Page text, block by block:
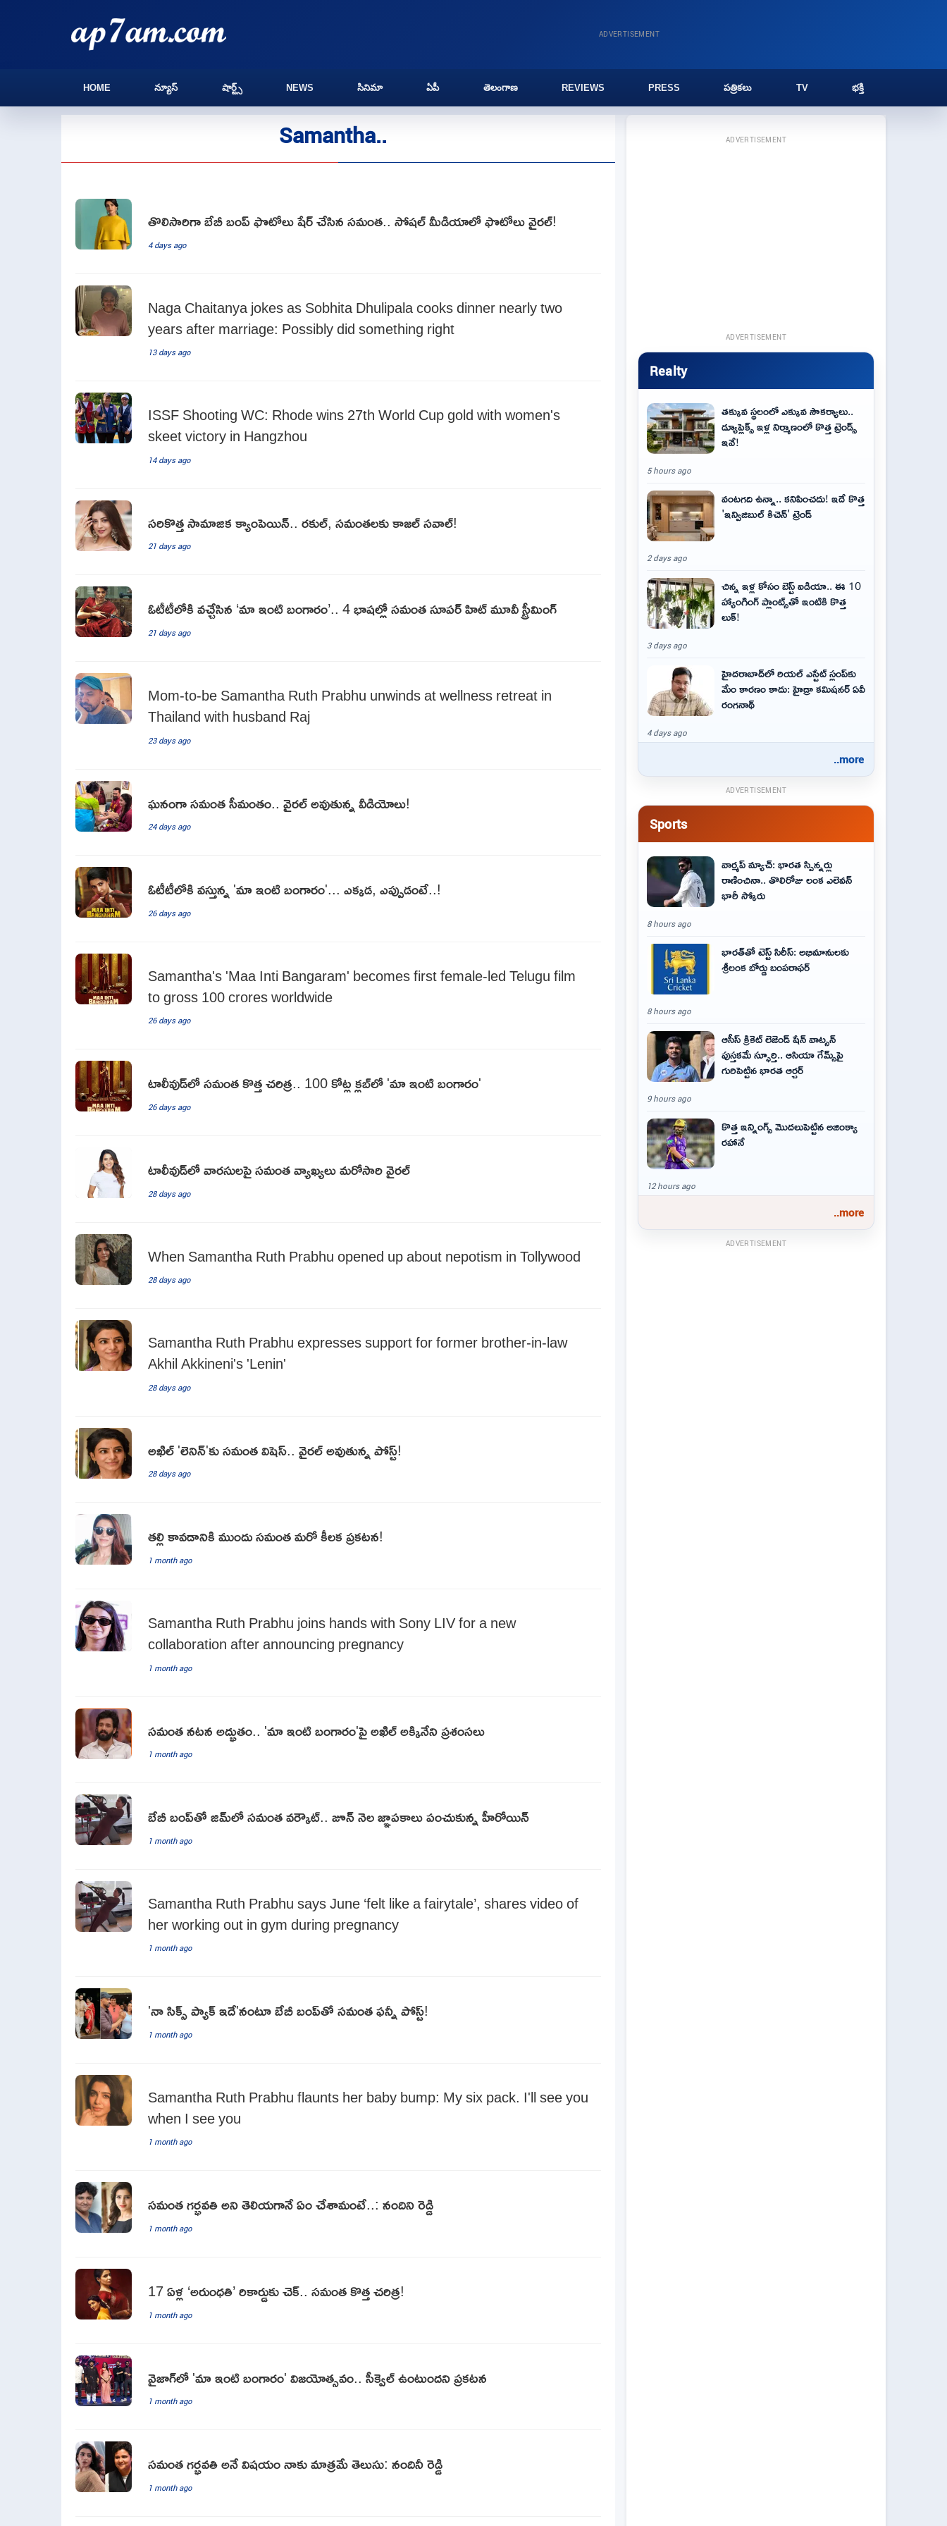
ADVERTISEMENT
HOME న్యూస్ షార్ట్స్ NEWS సినిమా ఏపీ తెలంగాణ REVIEWS PRESS పత్రికలు TV భక్తి
Samantha..
తొలిసారిగా బేబీ బంప్ ఫొటోలు షేర్ చేసిన సమంత.. సోషల్ మీడియాలో ఫొటోలు వైరల్!
4 days ago
Naga Chaitanya jokes as Sobhita Dhulipala cooks dinner nearly two
years after marriage: Possibly did something right
13 days ago
ISSF Shooting WC: Rhode wins 27th World Cup gold with women's
skeet victory in Hangzhou
14 days ago
సరికొత్త సామాజిక క్యాంపెయిన్‌.. రకుల్, సమంతలకు కాజల్ సవాల్!
21 days ago
ఓటీటీలోకి వచ్చేసిన ‘మా ఇంటి బంగారం’.. 4 భాషల్లో సమంత సూపర్ హిట్ మూవీ స్ట్రీమింగ్
21 days ago
Mom-to-be Samantha Ruth Prabhu unwinds at wellness retreat in
Thailand with husband Raj
23 days ago
ఘనంగా సమంత సీమంతం.. వైరల్ అవుతున్న వీడియోలు!
24 days ago
ఓటీటీలోకి వస్తున్న 'మా ఇంటి బంగారం'... ఎక్కడ, ఎప్పుడంటే..!
26 days ago
Samantha's 'Maa Inti Bangaram' becomes first female-led Telugu film
to gross 100 crores worldwide
26 days ago
టాలీవుడ్‌లో సమంత కొత్త చరిత్ర.. 100 కోట్ల క్లబ్‌లో 'మా ఇంటి బంగారం'
26 days ago
టాలీవుడ్‌లో వారసులపై సమంత వ్యాఖ్యలు మరోసారి వైరల్
28 days ago
When Samantha Ruth Prabhu opened up about nepotism in Tollywood
28 days ago
Samantha Ruth Prabhu expresses support for former brother-in-law
Akhil Akkineni's 'Lenin'
28 days ago
అఖిల్ 'లెనిన్'కు సమంత విషెస్.. వైరల్ అవుతున్న పోస్ట్!
28 days ago
తల్లి కావడానికి ముందు సమంత మరో కీలక ప్రకటన!
1 month ago
Samantha Ruth Prabhu joins hands with Sony LIV for a new
collaboration after announcing pregnancy
1 month ago
సమంత నటన అద్భుతం.. 'మా ఇంటి బంగారం'పై అఖిల్ అక్కినేని ప్రశంసలు
1 month ago
బేబీ బంప్‌తో జిమ్‌లో సమంత వర్కౌట్‌.. జూన్‌ నెల జ్ఞాపకాలు పంచుకున్న హీరోయిన్‌
1 month ago
Samantha Ruth Prabhu says June ‘felt like a fairytale’, shares video of
her working out in gym during pregnancy
1 month ago
'నా సిక్స్ ప్యాక్ ఇదే'నంటూ బేబీ బంప్‌తో సమంత ఫన్నీ పోస్ట్!
1 month ago
Samantha Ruth Prabhu flaunts her baby bump: My six pack. I'll see you
when I see you
1 month ago
సమంత గర్భవతి అని తెలియగానే ఏం చేశామంటే..: నందిని రెడ్డి
1 month ago
17 ఏళ్ల ‘అరుంధతి’ రికార్డుకు చెక్‌.. సమంత కొత్త చరిత్ర!
1 month ago
వైజాగ్‌లో 'మా ఇంటి బంగారం' విజయోత్సవం.. సీక్వెల్ ఉంటుందని ప్రకటన
1 month ago
సమంత గర్భవతి అనే విషయం నాకు మాత్రమే తెలుసు: నందినీ రెడ్డి
1 month ago
ADVERTISEMENT
ADVERTISEMENT
Realty
తక్కువ స్థలంలో ఎక్కువ సౌకర్యాలు..
డ్యూప్లెక్స్ ఇళ్ల నిర్మాణంలో కొత్త ట్రెండ్స్
ఇవే!
5 hours ago
వంటగది ఉన్నా.. కనిపించదు! ఇదే కొత్త
'ఇన్విజిబుల్ కిచెన్' ట్రెండ్
2 days ago
చిన్న ఇళ్ల కోసం బెస్ట్ ఐడియా.. ఈ 10
హ్యాంగింగ్ ప్లాంట్స్‌తో ఇంటికి కొత్త
లుక్!
3 days ago
హైదరాబాద్‌లో రియల్ ఎస్టేట్ స్లంప్‌కు
మేం కారణం కాదు: హైడ్రా కమిషనర్ ఏవీ
రంగనాథ్
4 days ago
..more
ADVERTISEMENT
Sports
వార్మప్ మ్యాచ్: భారత స్పిన్నర్లు
రాణించినా.. తొలిరోజు లంక ఎలెవన్
భారీ స్కోరు
8 hours ago
భారత్‌తో టెస్ట్ సిరీస్: అభిమానులకు
శ్రీలంక బోర్డు బంపరాఫర్
8 hours ago
ఆసీస్ క్రికెట్ లెజెండ్ షేన్ వాట్సన్
పుస్తకమే స్ఫూర్తి.. ఆసియా గేమ్స్‌పై
గురిపెట్టిన భారత ఆర్చర్
9 hours ago
కొత్త ఇన్నింగ్స్ మొదలుపెట్టిన అజింక్యా
రహానే
12 hours ago
..more
ADVERTISEMENT